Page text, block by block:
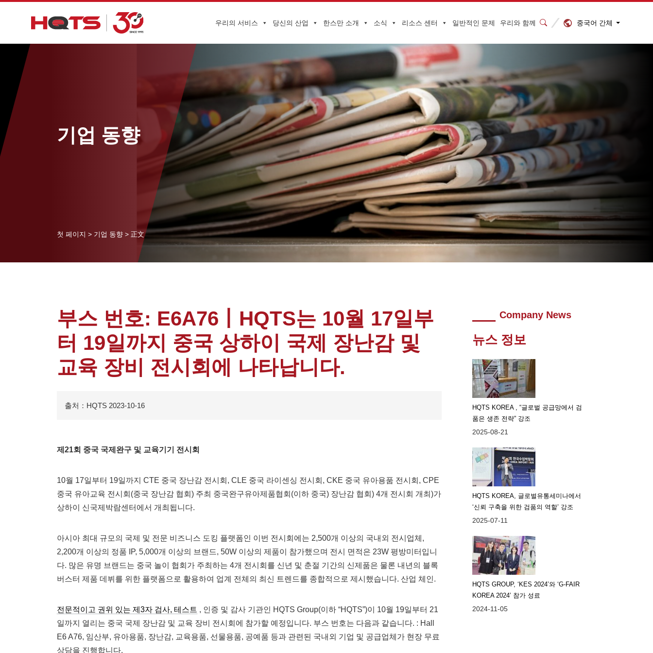
우리의 서비스 당신의 산업 한스만 소개 소식 리소스 센터 일반적인 문제 우리와 함께 중국어 간체
기업 동향
첫 페이지 > 기업 동향 > 正文
부스 번호: E6A76丨HQTS는 10월 17일부
터 19일까지 중국 상하이 국제 장난감 및
교육 장비 전시회에 나타납니다.
출처：HQTS 2023-10-16
제21회 중국 국제완구 및 교육기기 전시회
10월 17일부터 19일까지 CTE 중국 장난감 전시회, CLE 중국 라이센싱 전시회, CKE 중국 유아용품 전시회, CPE
중국 유아교육 전시회(중국 장난감 협회) 주최 중국완구유아제품협회(이하 중국) 장난감 협회) 4개 전시회 개최)가
상하이 신국제박람센터에서 개최됩니다.
아시아 최대 규모의 국제 및 전문 비즈니스 도킹 플랫폼인 이번 전시회에는 2,500개 이상의 국내외 전시업체,
2,200개 이상의 정품 IP, 5,000개 이상의 브랜드, 50W 이상의 제품이 참가했으며 전시 면적은 23W 평방미터입니
다. 많은 유명 브랜드는 중국 놀이 협회가 주최하는 4개 전시회를 신년 및 춘절 기간의 신제품은 물론 내년의 블록
버스터 제품 데뷔를 위한 플랫폼으로 활용하여 업계 전체의 최신 트렌드를 종합적으로 제시했습니다. 산업 체인.
전문적이고 권위 있는 제3자 검사, 테스트 , 인증 및 감사 기관인 HQTS Group(이하 “HQTS”)이 10월 19일부터 21
일까지 열리는 중국 국제 장난감 및 교육 장비 전시회에 참가할 예정입니다. 부스 번호는 다음과 같습니다. : Hall
E6 A76, 임산부, 유아용품, 장난감, 교육용품, 선물용품, 공예품 등과 관련된 국내외 기업 및 공급업체가 현장 무료
상담을 진행합니다.
Company News
뉴스 정보
HQTS KOREA , “글로벌 공급망에서 검
품은 생존 전략” 강조
2025-08-21
HQTS KOREA, 글로벌유통세미나에서
‘신뢰 구축을 위한 검품의 역할’ 강조
2025-07-11
HQTS GROUP, ‘KES 2024’와 ‘G-FAIR
KOREA 2024’ 참가 성료
2024-11-05